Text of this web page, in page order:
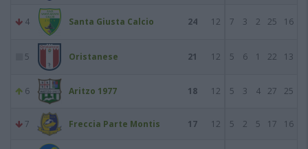
4 Santa Giusta Calcio 24 12 7 3 2 25 16
5 Oristanese 21 12 5 6 1 22 13
6 Aritzo 1977 18 12 5 3 4 27 25
7 Freccia Parte Montis 17 12 5 2 5 17 16